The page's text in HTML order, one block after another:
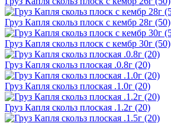
Груз Капля скольз плоск с кембр 28г (50)
Груз Капля скольз плоск с кембр 30г (50)
Груз Капля скольз плоская .0.8г (20)
Груз Капля скольз плоская .1.0г (20)
Груз Капля скольз плоская .1.2г (20)